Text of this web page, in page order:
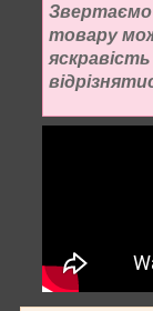
товару